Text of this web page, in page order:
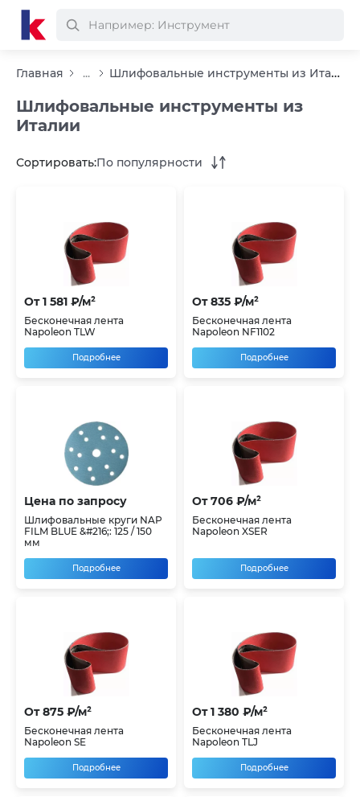
Главная ... Шлифовальные инструменты из Италии
Шлифовальные инструменты из
Италии
Сортировать:По популярности
От 1 581 ₽/м²
Бесконечная лента
Napoleon TLW
Подробнее
От 835 ₽/м²
Бесконечная лента
Napoleon NF1102
Подробнее
Цена по запросу
Шлифовальные круги NAP
FILM BLUE &#216;: 125 / 150
мм
Подробнее
От 706 ₽/м²
Бесконечная лента
Napoleon XSER
Подробнее
От 875 ₽/м²
Бесконечная лента
Napoleon SE
Подробнее
От 1 380 ₽/м²
Бесконечная лента
Napoleon TLJ
Подробнее